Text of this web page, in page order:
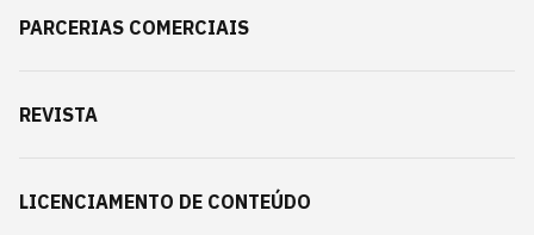
PARCERIAS COMERCIAIS
REVISTA
LICENCIAMENTO DE CONTEÚDO